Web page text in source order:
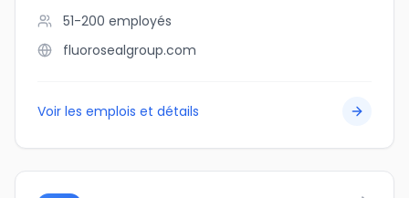
51-200 employés
fluorosealgroup.com
Voir les emplois et détails